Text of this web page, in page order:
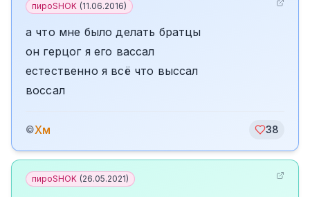
пироSHOK (11.06.2016)
а что мне было делать братцы
он герцог я его вассал
естественно я всё что выссал
воссал
©Хм 38
пироSHOK (26.05.2021)